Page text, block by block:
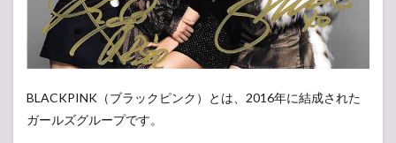
2.2
第9位.
「BOOMBAYAH」
2.3
第8
位.
WITH
FIRE」
BLACKPINK（ブラックピンク）とは、2016年に結成された
ガールズグループです。